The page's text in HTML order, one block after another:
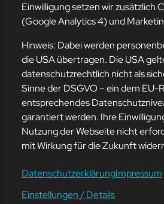
Adresse
mission-
66539
E-Mail:
Navigation
Webseitenerstellung
Webseite mieten
Webseiten Betreuung
Über Uns
Kontakt
Leistungen
Einwilligung setzen wir zusätzlich
(Google Analytics 4) und
Hinweis: Dabei werden
die USA übertragen. Die USA
datenschutzrechtlich nicht als
Sinne der DSGVO – ein dem EU-
entsprechendes
garantiert werden. Ihre
Nutzung der Webseite nicht
mit Wirkung für die Zukunft
DatenschutzerklärungImpressum
Einstellungen / Details